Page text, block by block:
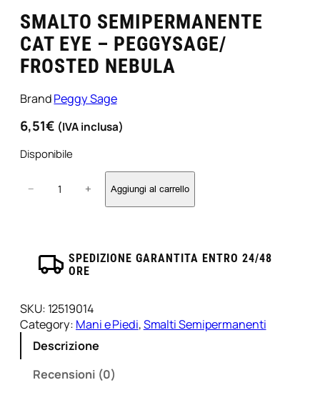
SMALTO SEMIPERMANENTE
CAT EYE – PEGGYSAGE/
FROSTED NEBULA
BrandPeggy Sage
6,51€ (IVA inclusa)
Disponibile
m
m
i
p
− + Aggiungi al carrello
SPEDIZIONE GARANTITA ENTRO 24/48
ORE
SKU: 12519014
Category: Mani e Piedi, Smalti Semipermanenti
Descrizione
Recensioni (0)